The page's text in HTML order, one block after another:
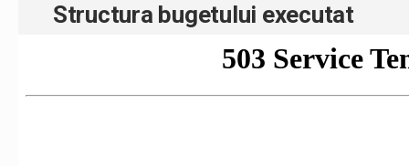
Structura bugetului executat